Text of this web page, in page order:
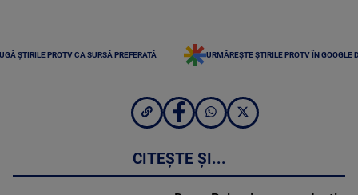
ȘTIRILE PROTV CA SURSĂ PREFERATĂ URMĂREȘTE ȘTIRILE PROTV ÎN GOOGLE
CITEȘTE ȘI...